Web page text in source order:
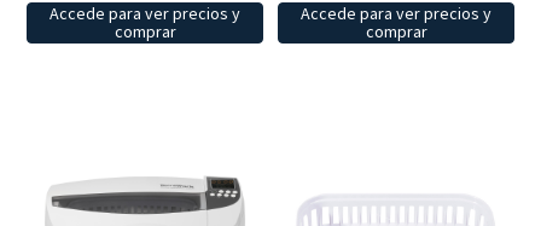
Accede para ver precios y
comprar
Accede para ver precios y
comprar